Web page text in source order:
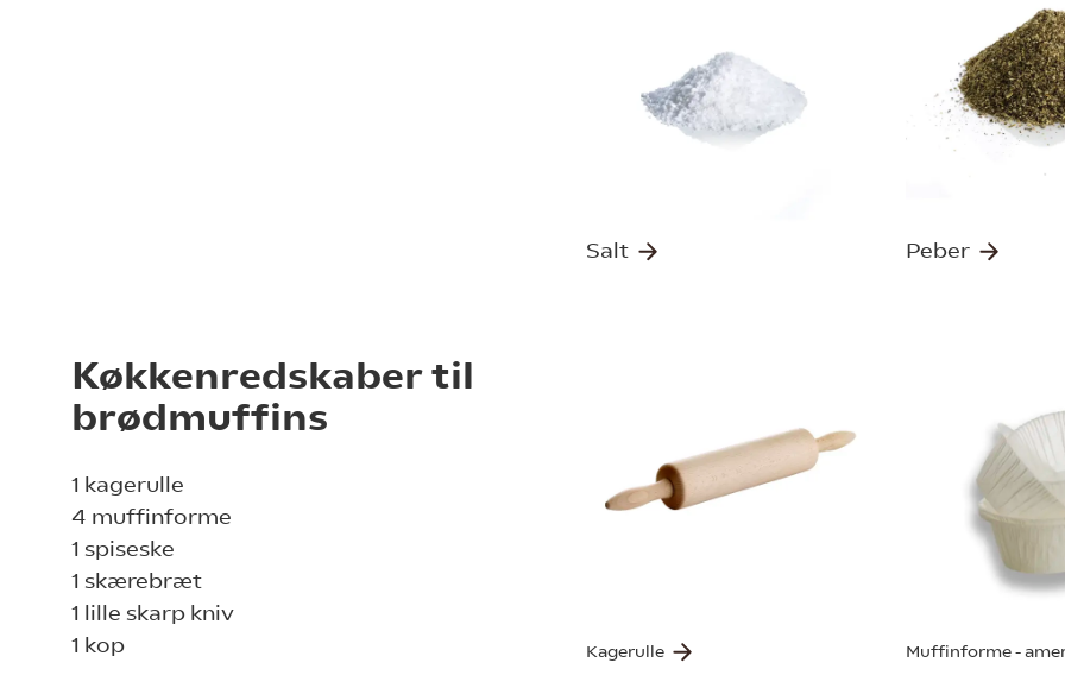
Salt Peber
Køkkenredskaber til
brødmuffins
1 kagerulle
4 muffinforme
1 spiseske
1 skærebræt
1 lille skarp kniv
1 kop
Kagerulle Muffinforme -